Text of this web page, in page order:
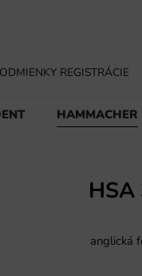
HAMMACHER
REGISTRÁCIE
anglická